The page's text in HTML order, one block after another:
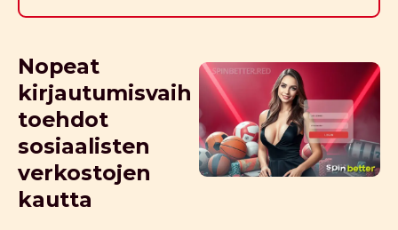
Nopeat
kirjautumisvaih
toehdot
sosiaalisten
verkostojen
kautta